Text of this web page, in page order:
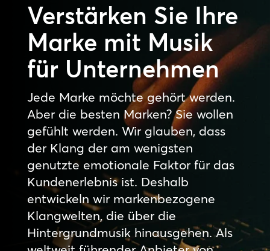
Verstärken Sie Ihre
Marke mit Musik
für Unternehmen
Jede Marke möchte gehört werden.
Aber die besten Marken? Sie wollen
gefühlt werden. Wir glauben, dass
der Klang der am wenigsten
genutzte emotionale Faktor für das
Kundenerlebnis ist. Deshalb
entwickeln wir markenbezogene
Klangwelten, die über die
Hintergrundmusik hinausgehen. Als